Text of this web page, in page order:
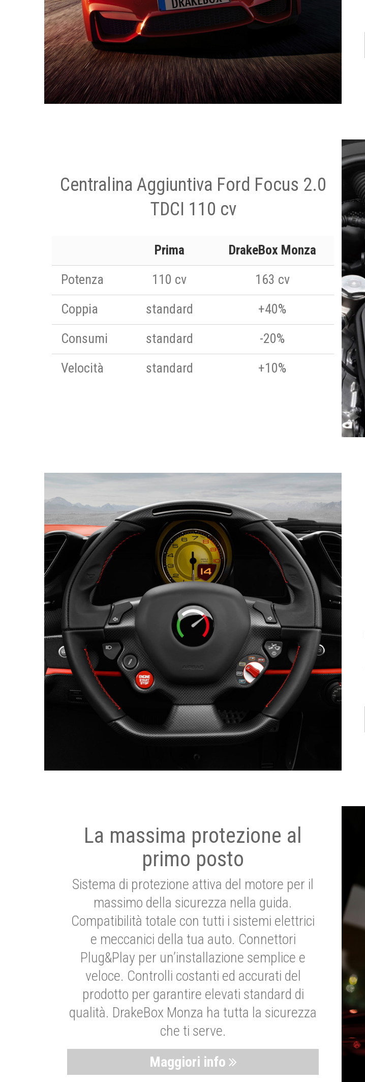
Centralina Aggiuntiva Ford Focus 2.0
TDCI 110 cv
Prima
DrakeBox Monza
Potenza
110 cv
163 cv
Coppia
standard
+40%
Consumi
standard
-20%
Velocità
standard +10%
La massima protezione al
primo posto
Sistema di protezione attiva del motore per il
massimo della sicurezza nella guida.
Compatibilità totale con tutti i sistemi elettrici
e meccanici della tua auto. Connettori
Plug&Play per un’installazione semplice e
veloce. Controlli costanti ed accurati del
prodotto per garantire elevati standard di
qualità. DrakeBox Monza ha tutta la sicurezza
che ti serve.
Maggiori info